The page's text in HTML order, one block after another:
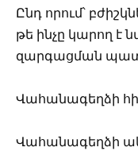
Ընդ որում՝
թե ինչը կարող է
զարգացման
Վահանագեղձի
Վահանագեղձի